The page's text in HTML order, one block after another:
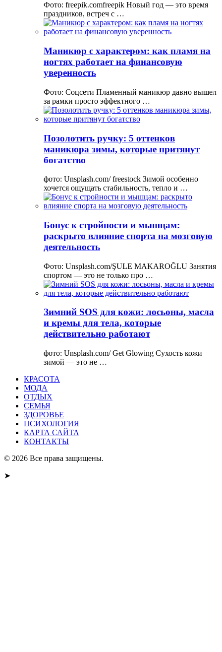
Фото: freepik.comfreepik Новый год — это время
праздников, встреч с …
Маникюр с характером: как пламя на
ногтях работает на финансовую
уверенность
Фото: Соцсети Пламенный маникюр давно вышел
за рамки просто эффектного …
Позолотить ручку: 5 оттенков
маникюра зимы, которые притянут
богатство
фото: Unsplash.com/ freestock Зимой особенно
хочется ощущать стабильность, тепло и …
Бонус к стройности и мышцам:
раскрыто влияние спорта на мозговую
деятельность
Фото: Unsplash.com/ŞULE MAKAROĞLU Занятия
спортом — это не только про …
Зимний SOS для кожи: лосьоны, масла
и кремы для тела, которые
действительно работают
фото: Unsplash.com/ Get Glowing Сухость кожи
зимой — это не …
КРАСОТА
МОДА
ОТДЫХ
СЕМЬЯ
ЗДОРОВЬЕ
ПСИХОЛОГИЯ
КАРТА САЙТА
КОНТАКТЫ
© 2026 Все права защищены.
➤